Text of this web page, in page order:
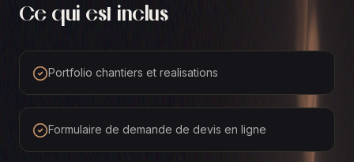
Ce qui est inclus
Portfolio chantiers et realisations
Formulaire de demande de devis en ligne